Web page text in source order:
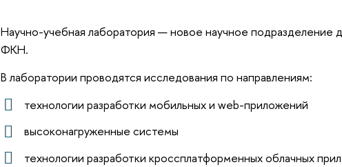
Научно-учебная лаборатория — новое научное подразделение
ФКН.
В лаборатории проводятся исследования по направлениям:
технологии разработки мобильных и web-приложений
высоконагруженные системы
технологии разработки кроссплатформенных облачных